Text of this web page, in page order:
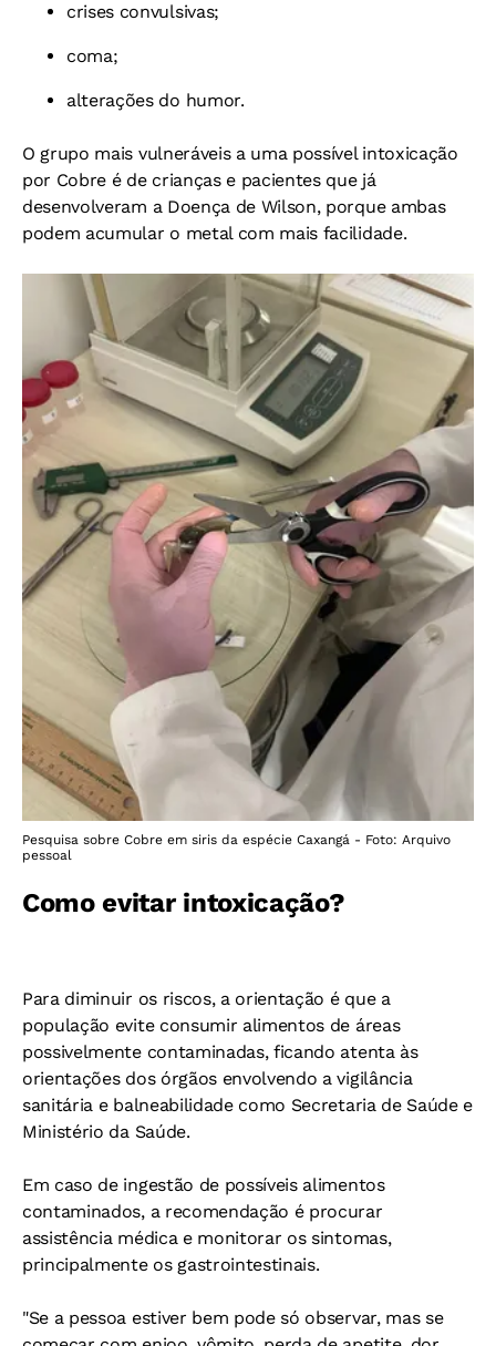
crises convulsivas;
coma;
alterações do humor.
O grupo mais vulneráveis a uma possível intoxicação
por Cobre é de crianças e pacientes que já
desenvolveram a Doença de Wilson, porque ambas
podem acumular o metal com mais facilidade.
Pesquisa sobre Cobre em siris da espécie Caxangá - Foto: Arquivo
pessoal
Como evitar intoxicação?
Para diminuir os riscos, a orientação é que a
população evite consumir alimentos de áreas
possivelmente contaminadas, ficando atenta às
orientações dos órgãos envolvendo a vigilância
sanitária e balneabilidade como Secretaria de Saúde e
Ministério da Saúde.
Em caso de ingestão de possíveis alimentos
contaminados, a recomendação é procurar
assistência médica e monitorar os sintomas,
principalmente os gastrointestinais.
"Se a pessoa estiver bem pode só observar, mas se